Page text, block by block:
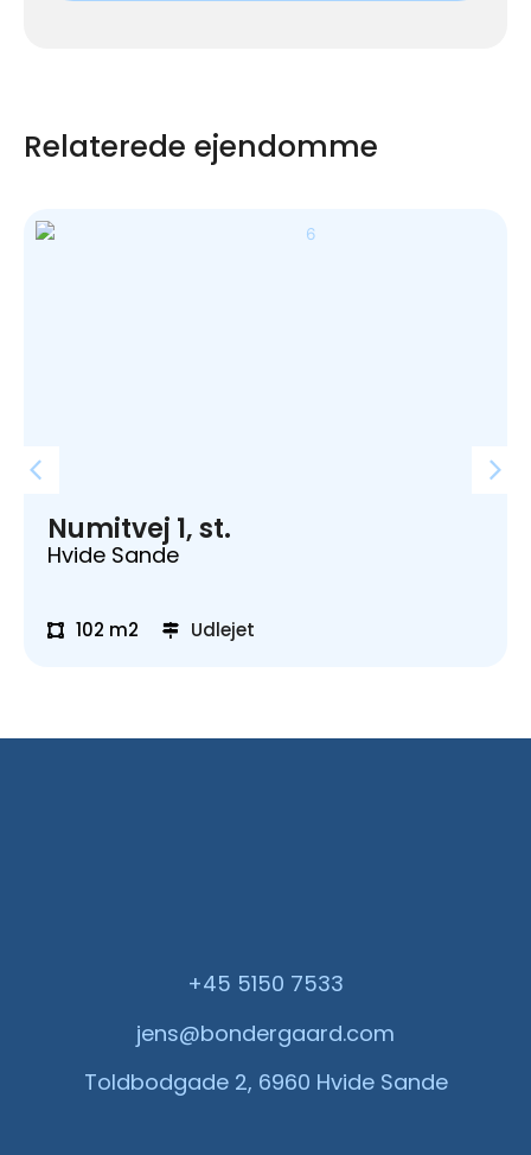
Relaterede ejendomme
Numitvej 1, st.
Hvide Sande
102 m2 Udlejet
+45 5150 7533
jens@bondergaard.com
Toldbodgade 2, 6960 Hvide Sande